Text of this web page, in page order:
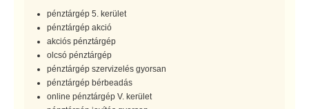
pénztárgép 5. kerület
pénztárgép akció
akciós pénztárgép
olcsó pénztárgép
pénztárgép szervizelés gyorsan
pénztárgép bérbeadás
online pénztárgép V. kerület